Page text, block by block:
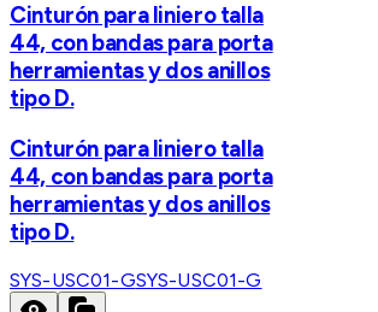
Cinturón para liniero talla
44, con bandas para porta
herramientas y dos anillos
tipo D.
Cinturón para liniero talla
44, con bandas para porta
herramientas y dos anillos
tipo D.
SYS-USC01-GSYS-USC01-G